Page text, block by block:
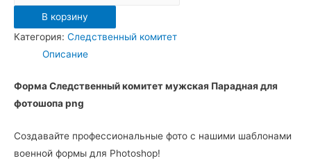
товара
Форма
Следственный
комитет
Парадная
для
png
В корзину
Категория: Следственный комитет
Описание
Форма Следственный комитет мужская Парадная для
фотошопа png
Создавайте профессиональные фото с нашими шаблонами
военной формы для Photoshop!